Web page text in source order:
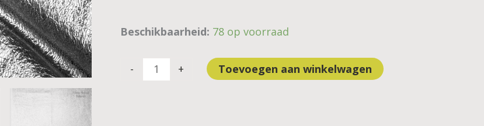
Beschikbaarheid: 78 op voorraad
- + Toevoegen aan winkelwagen